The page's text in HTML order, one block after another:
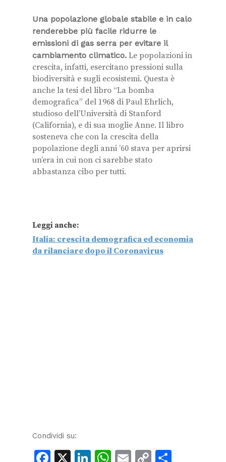
Una popolazione globale stabile e in calo
renderebbe più facile ridurre le
emissioni di gas serra per evitare il
cambiamento climatico. Le popolazioni in
crescita, infatti, esercitano pressioni sulla
biodiversità e sugli ecosistemi. Questa è
anche la tesi del libro “La bomba
demografica” del 1968 di Paul Ehrlich,
studioso dell’Università di Stanford
(California), e di sua moglie Anne. Il libro
sosteneva che con la crescita della
popolazione degli anni ’60 stava per aprirsi
un’era in cui non ci sarebbe stato
abbastanza cibo per tutti.
Leggi anche:
Italia: crescita demografica ed economia
da rilanciare dopo il Coronavirus
Condividi su:
Facebook
X LinkedIn
WhatsApp
Email
Copy